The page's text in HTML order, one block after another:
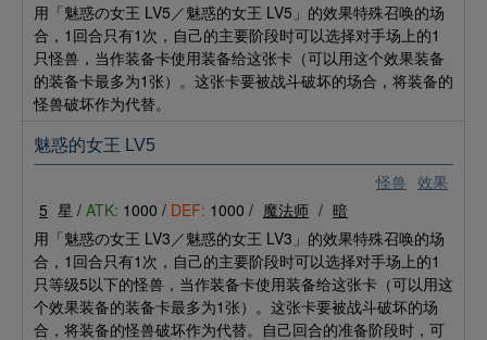
用「魅惑の女王 LV5／魅惑的女王 LV5」的效果特殊召唤的场
合，1回合只有1次，自己的主要阶段时可以选择对手场上的1
只怪兽，当作装备卡使用装备给这张卡（可以用这个效果装备
的装备卡最多为1张）。这张卡要被战斗破坏的场合，将装备的
怪兽破坏作为代替。
怪兽 效果
魅惑的女王 LV5
5 星 / ATK: 1000 / DEF: 1000 / 魔法师 / 暗
用「魅惑の女王 LV3／魅惑的女王 LV3」的效果特殊召唤的场
合，1回合只有1次，自己的主要阶段时可以选择对手场上的1
只等级5以下的怪兽，当作装备卡使用装备给这张卡（可以用这
个效果装备的装备卡最多为1张）。这张卡要被战斗破坏的场
合，将装备的怪兽破坏作为代替。自己回合的准备阶段时，可